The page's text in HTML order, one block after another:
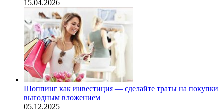
15.04.2026
Шоппинг как инвестиция — сделайте траты на покупки
выгодным вложением
05.12.2025